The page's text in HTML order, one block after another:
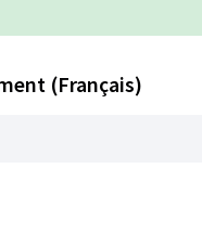
(Français)